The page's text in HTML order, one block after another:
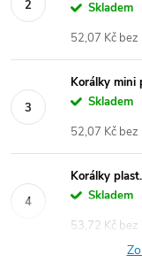
Skladem
52,07 Kč bez
Korálky mini
Skladem
52,07 Kč bez
Korálky
Skladem
53,72 Kč bez